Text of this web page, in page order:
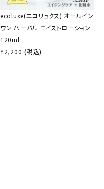
ecoluxe(エコリュクス) オールイン
ワン ハーバル モイストローション
120ml
¥2,200 (税込)